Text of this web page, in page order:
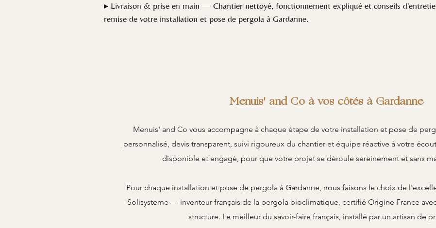
▸ Livraison & prise en main — Chantier nettoyé, fonctionnement expliqué et conseils
remise de votre installation et pose de pergola à Gardanne.
Menuis' and Co à vos côtés à Gardanne
Menuis' and Co vous accompagne à chaque étape de votre installation et pose de
personnalisé, devis transparent, suivi rigoureux du chantier et équipe réactive à votre
disponible et engagé, pour que votre projet se déroule sereinement et sans
Pour chaque installation et pose de pergola à Gardanne, nous faisons le choix de
Solisysteme — inventeur français de la pergola bioclimatique, certifié Origine France
structure. Le meilleur du savoir-faire français, installé par un artisan de